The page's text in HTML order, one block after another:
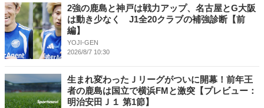
2強の鹿島と神戸は戦力アップ、名古屋とG大阪
は動き少なく J1全20クラブの補強診断【前
編】
YOJI-GEN
2026/8/7 10:30
生まれ変わったＪリーグがついに開幕！前年王
者の鹿島は国立で横浜FMと激突【プレビュー：
明治安田Ｊ１ 第1節】